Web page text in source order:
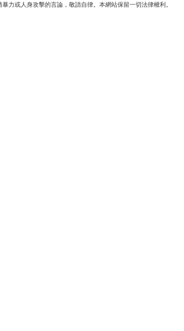
力或人身攻擊的言論，敬請自律。本網站保留一切法律權利。